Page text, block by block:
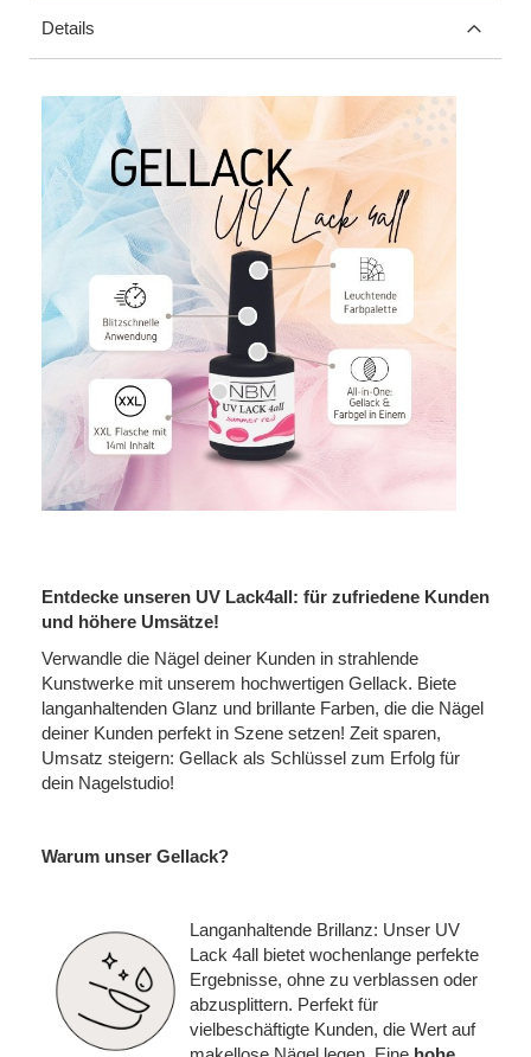
Details
Entdecke unseren UV Lack4all: für zufriedene Kunden
und höhere Umsätze!
Verwandle die Nägel deiner Kunden in strahlende
Kunstwerke mit unserem hochwertigen Gellack. Biete
langanhaltenden Glanz und brillante Farben, die die Nägel
deiner Kunden perfekt in Szene setzen! Zeit sparen,
Umsatz steigern: Gellack als Schlüssel zum Erfolg für
dein Nagelstudio!
Warum unser Gellack?
Langanhaltende Brillanz: Unser UV
Lack 4all bietet wochenlange perfekte
Ergebnisse, ohne zu verblassen oder
abzusplittern. Perfekt für
vielbeschäftigte Kunden, die Wert auf